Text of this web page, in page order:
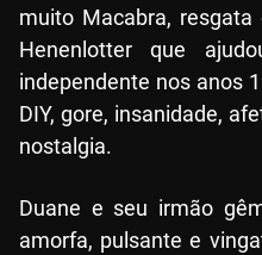
muito Macabra,
Henenlotter que
independente nos anos
DIY, gore, insanidade,
nostalgia.
Duane e seu irmão
amorfa, pulsante e